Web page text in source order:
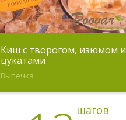
Киш с творогом, изюмом и
цукатами
Выпечка
шагов